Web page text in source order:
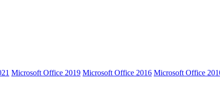
Microsoft Office 2019 Microsoft Office 2016 Microsoft Office